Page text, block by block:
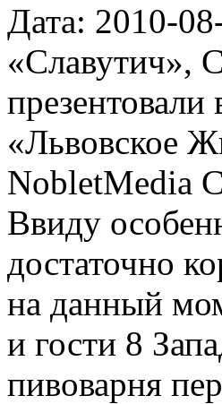
Дата: 2010-
«Славутич»,
«Львовское
NobletMedia
Ввиду
достаточно
на данный
и гости 8
пивоварня